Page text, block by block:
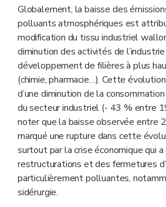
Globalement, la baisse des
polluants atmosphériques est
modification du tissu industriel
diminution des activités de
développement de filières à plus
(chimie, pharmacie…). Cette
d’une diminution de la
du secteur industriel (- 43 % entre
noter que la baisse observée entre
marqué une rupture dans cette
surtout par la crise économique qui
restructurations et des fermetures
particulièrement polluantes,
sidérurgie.